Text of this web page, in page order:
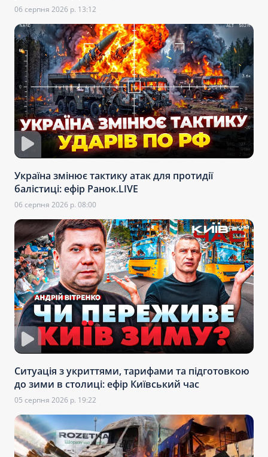
06 серпня 2026 р. 13:12
Україна змінює тактику атак для протидії
балістиці: ефір Ранок.LIVE
06 серпня 2026 р. 08:00
Ситуація з укриттями, тарифами та підготовкою
до зими в столиці: ефір Київський час
05 серпня 2026 р. 19:22